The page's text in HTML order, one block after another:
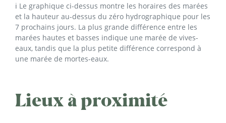
ℹ️ Le graphique ci-dessus montre les horaires des marées
et la hauteur au-dessus du zéro hydrographique pour les
7 prochains jours. La plus grande différence entre les
marées hautes et basses indique une marée de vives-
eaux, tandis que la plus petite différence correspond à
une marée de mortes-eaux.
Lieux à proximité